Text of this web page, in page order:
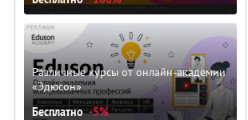
Различные курсы от онлайн-академии
«Эдюсон»
Бесплатно -5%